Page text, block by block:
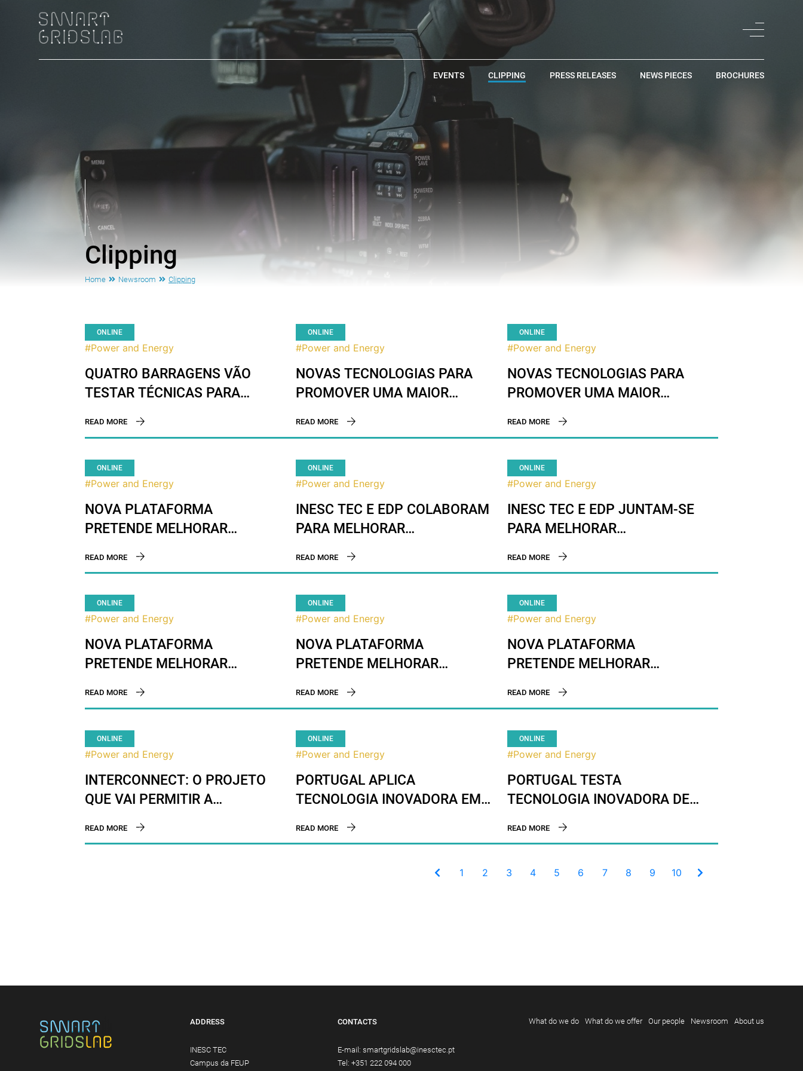
EVENTS CLIPPING PRESS RELEASES NEWS PIECES BROCHURES
Clipping
Home Newsroom Clipping
ONLINE
#Power and Energy
QUATRO BARRAGENS VÃO
TESTAR TÉCNICAS PARA
READ MORE
ONLINE
#Power and Energy
NOVAS TECNOLOGIAS PARA
PROMOVER UMA MAIOR
READ MORE
ONLINE
#Power and Energy
NOVAS TECNOLOGIAS PARA
PROMOVER UMA MAIOR
READ MORE
ONLINE
#Power and Energy
NOVA PLATAFORMA
PRETENDE MELHORAR
READ MORE
ONLINE
#Power and Energy
INESC TEC E EDP COLABORAM
PARA MELHORAR
READ MORE
ONLINE
#Power and Energy
INESC TEC E EDP JUNTAM-SE
PARA MELHORAR
READ MORE
ONLINE
#Power and Energy
NOVA PLATAFORMA
PRETENDE MELHORAR
READ MORE
ONLINE
#Power and Energy
NOVA PLATAFORMA
PRETENDE MELHORAR
READ MORE
ONLINE
#Power and Energy
NOVA PLATAFORMA
PRETENDE MELHORAR
READ MORE
ONLINE
#Power and Energy
INTERCONNECT: O PROJETO
QUE VAI PERMITIR A
READ MORE
ONLINE
#Power and Energy
PORTUGAL APLICA
TECNOLOGIA INOVADORA EM
READ MORE
ONLINE
#Power and Energy
PORTUGAL TESTA
TECNOLOGIA INOVADORA DE
READ MORE
1 2 3 4 5 6 7 8 9 10
ADDRESS
INESC TEC
Campus da FEUP
CONTACTS
E-mail: smartgridslab@inesctec.pt
Tel: +351 222 094 000
What do we do What do we offer Our people Newsroom About us